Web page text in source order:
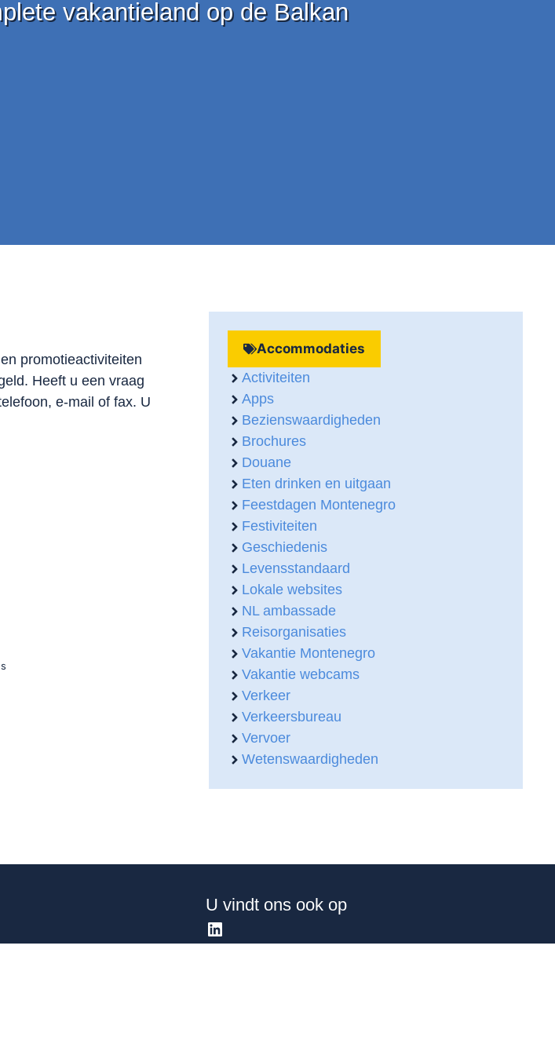
vakantieland op de Balkan
promotieactiviteiten
Heeft u een vraag
e-mail of fax. U
Accommodaties
Activiteiten
Apps
Bezienswaardigheden
Brochures
Douane
Eten drinken en uitgaan
Feestdagen Montenegro
Festiviteiten
Geschiedenis
Levensstandaard
Lokale websites
NL ambassade
Reisorganisaties
Vakantie Montenegro
Vakantie webcams
Verkeer
Verkeersbureau
Vervoer
Wetenswaardigheden
U vindt ons ook op
LinkedIn